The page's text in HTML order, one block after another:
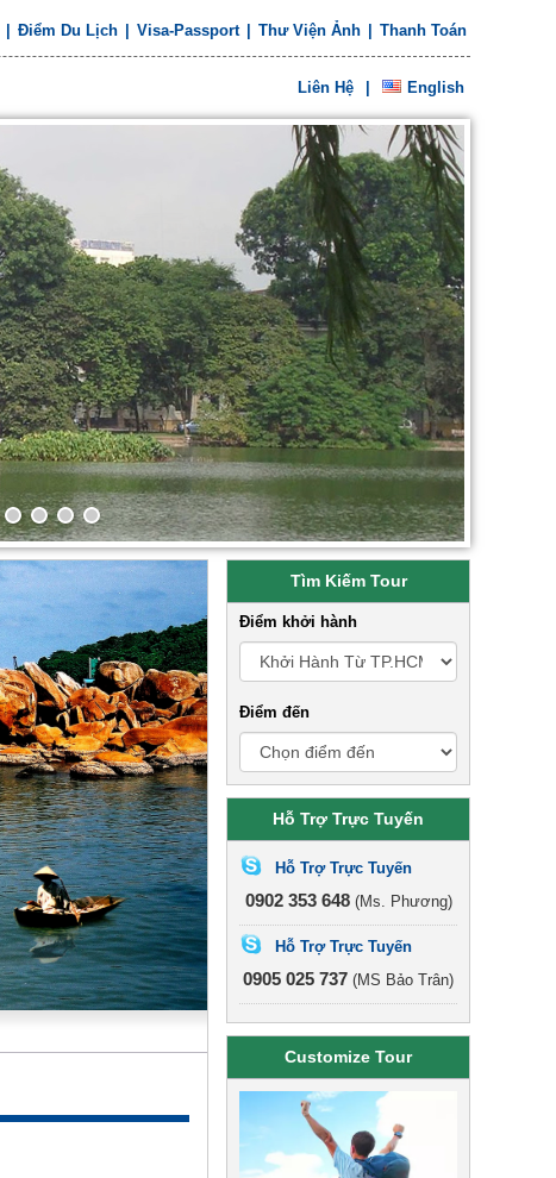
Điểm Du Lịch Visa-Passport Thư Viện Ảnh Thanh Toán
English
Liên Hệ
Tìm Kiếm Tour
Điểm khởi hành
Điểm đến
Hỗ Trợ Trực Tuyến
Hỗ Trợ Trực Tuyến
0902 353 648(Ms. Phương)
Hỗ Trợ Trực Tuyến
0905 025 737 (MS Bảo Trân)
Customize Tour